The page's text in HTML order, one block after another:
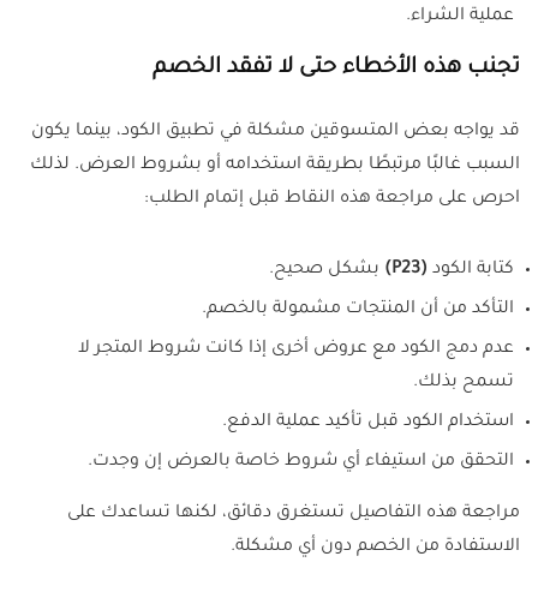
عملية الشراء.
تجنب هذه الأخطاء حتى لا تفقد الخصم
قد يواجه بعض المتسوقين مشكلة في تطبيق الكود، بينما يكون
السبب غالبًا مرتبطًا بطريقة استخدامه أو بشروط العرض. لذلك
احرص على مراجعة هذه النقاط قبل إتمام الطلب:
كتابة الكود (P23) بشكل صحيح.
التأكد من أن المنتجات مشمولة بالخصم.
عدم دمج الكود مع عروض أخرى إذا كانت شروط المتجر لا
تسمح بذلك.
استخدام الكود قبل تأكيد عملية الدفع.
التحقق من استيفاء أي شروط خاصة بالعرض إن وجدت.
مراجعة هذه التفاصيل تستغرق دقائق، لكنها تساعدك على
الاستفادة من الخصم دون أي مشكلة.